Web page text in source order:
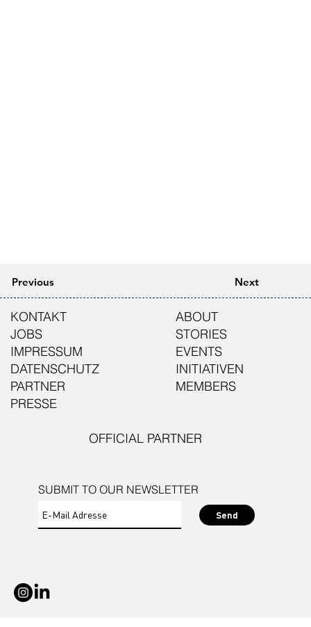
Previous Next
SUBMIT TO OUR NEWSLETTER
Send
KONTAKT
JOBS
IMPRESSUM
DATENSCHUTZ
PARTNER
PRESSE
ABOUT
STORIES
EVENTS
INITIATIVEN
MEMBERS
OFFICIAL PARTNER